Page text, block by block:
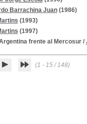
Barrachina Juan(1986)
(1993)
(1997)
frente al Mercosur/
(1 - 15 / 148)